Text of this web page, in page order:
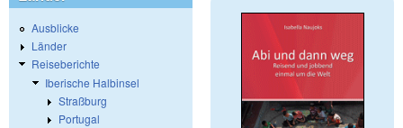
Ausblicke
Länder
Reiseberichte
Iberische Halbinsel
Straßburg
Portugal